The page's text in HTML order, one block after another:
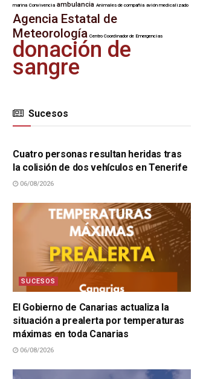
marina Convivencia ambulancia Animales de compañía avión medicalizado
Agencia Estatal de
Meteorología Centro Coordinador de Emergencias
donación de
sangre
Sucesos
SUCESOS
Cuatro personas resultan heridas tras
la colisión de dos vehículos en Tenerife
06/08/2026
SUCESOS
El Gobierno de Canarias actualiza la
situación a prealerta por temperaturas
máximas en toda Canarias
06/08/2026